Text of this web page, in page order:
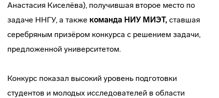
Анастасия Киселёва), получившая второе место по
задаче ННГУ, а также команда НИУ МИЭТ, ставшая
серебряным призёром конкурса с решением задачи,
предложенной университетом.
Конкурс показал высокий уровень подготовки
студентов и молодых исследователей в области